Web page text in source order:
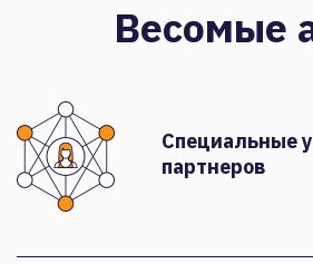
Весомые
Специальные
партнеров